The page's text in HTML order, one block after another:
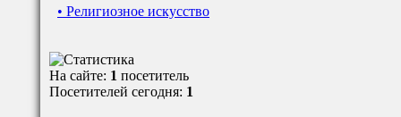
• Религиозное искусство
На сайте: 1 посетитель
Посетителей сегодня: 1